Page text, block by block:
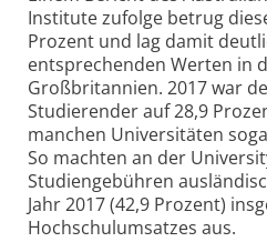
Institute zufolge betrug
Prozent und lag damit
entsprechenden Werten in
Großbritannien. 2017 war
Studierender auf 28,9
manchen Universitäten
So machten an der
Studiengebühren
Jahr 2017 (42,9 Prozent)
Hochschulumsatzes aus.